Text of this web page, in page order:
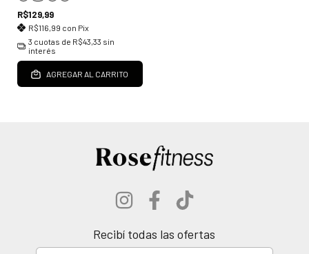
R$129,99
R$116,99 con Pix
3 cuotas de R$43,33 sin
interés
AGREGAR AL CARRITO
Recibí todas las ofertas